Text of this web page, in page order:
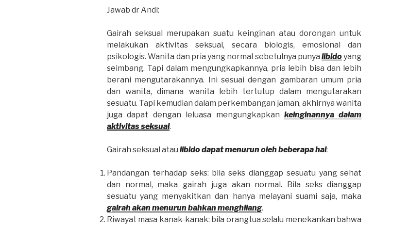
Jawab dr Andi:
Gairah seksual merupakan suatu keinginan atau dorongan untuk
melakukan aktivitas seksual, secara biologis, emosional dan
psikologis. Wanita dan pria yang normal sebetulnya punyalibidoyang
seimbang. Tapi dalam mengungkapkannya, pria lebih bisa dan lebih
berani mengutarakannya. Ini sesuai dengan gambaran umum pria
dan wanita, dimana wanita lebih tertutup dalam mengutarakan
sesuatu. Tapi kemudian dalam perkembangan jaman, akhirnya wanita
juga dapat dengan leluasa mengungkapkan keinginannya dalam
aktivitas seksual.
Gairah seksual atau libido dapat menurun oleh beberapa hal:
Pandangan terhadap seks: bila seks dianggap sesuatu yang sehat
dan normal, maka gairah juga akan normal. Bila seks dianggap
sesuatu yang menyakitkan dan hanya melayani suami saja, maka
gairah akan menurun bahkan menghilang.
Riwayat masa kanak-kanak: bila orangtua selalu menekankan bahwa